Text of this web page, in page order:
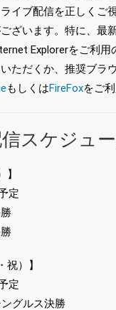
イブ配信を正しくご
ざいます。特に、最
Explorerをご利用
いただくか、推奨ブラ
もしくはFireFoxをご
スケジュ
】
定
祝）】
定
グルス決勝